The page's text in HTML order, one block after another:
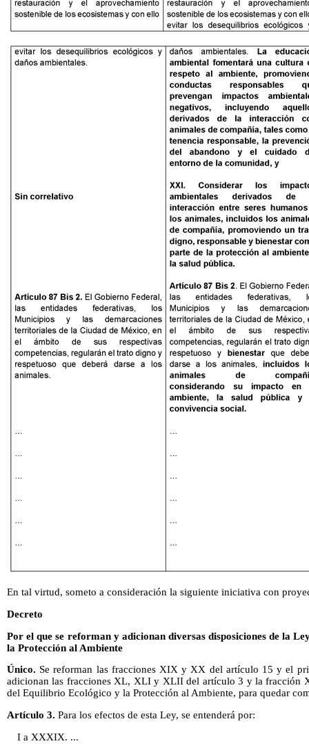
En tal virtud, someto a consideración la siguiente iniciativa con
Decreto
Por el que se reforman y adicionan diversas disposiciones de la
la Protección al Ambiente
Único. Se reforman las fracciones XIX y XX del artículo 15 y el
adicionan las fracciones XL, XLI y XLII del artículo 3 y la fracción
del Equilibrio Ecológico y la Protección al Ambiente, para quedar
Artículo 3. Para los efectos de esta Ley, se entenderá por:
I a XXXIX. ...